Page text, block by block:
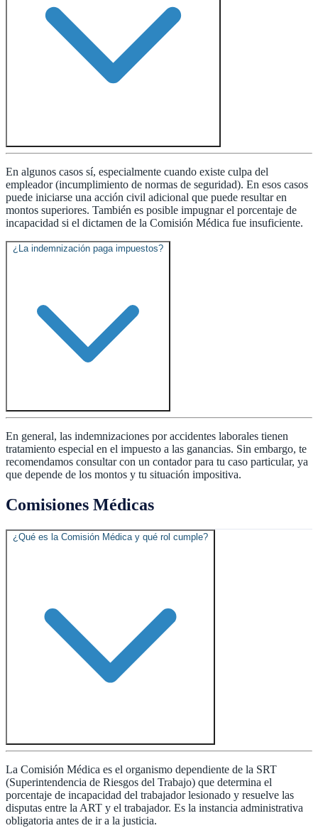
En algunos casos sí, especialmente cuando existe culpa del
empleador (incumplimiento de normas de seguridad). En esos casos
puede iniciarse una acción civil adicional que puede resultar en
montos superiores. También es posible impugnar el porcentaje de
incapacidad si el dictamen de la Comisión Médica fue insuficiente.
En general, las indemnizaciones por accidentes laborales tienen
tratamiento especial en el impuesto a las ganancias. Sin embargo, te
recomendamos consultar con un contador para tu caso particular, ya
que depende de los montos y tu situación impositiva.
Comisiones Médicas
La Comisión Médica es el organismo dependiente de la SRT
(Superintendencia de Riesgos del Trabajo) que determina el
porcentaje de incapacidad del trabajador lesionado y resuelve las
disputas entre la ART y el trabajador. Es la instancia administrativa
obligatoria antes de ir a la justicia.